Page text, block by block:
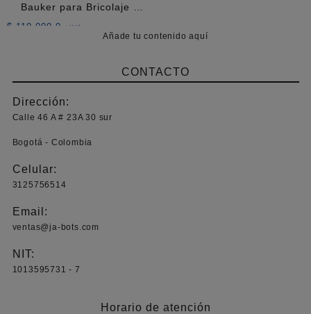
elegir
página
Bauker para Bricolaje y
$ 110.000,0 +IVA
Añade tu contenido aquí
CONTACTO
Dirección:
Calle 46 A # 23A 30 sur
Bogotá - Colombia
Celular:
3125756514
Email:
ventas@ja-bots.com
NIT:
1013595731 - 7
Horario de atención